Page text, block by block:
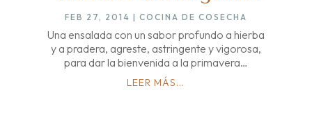
FEB 27, 2014 | COCINA DE COSECHA
Una ensalada con un sabor profundo a hierba
y a pradera, agreste, astringente y vigorosa,
para dar la bienvenida a la primavera…
LEER MÁS...